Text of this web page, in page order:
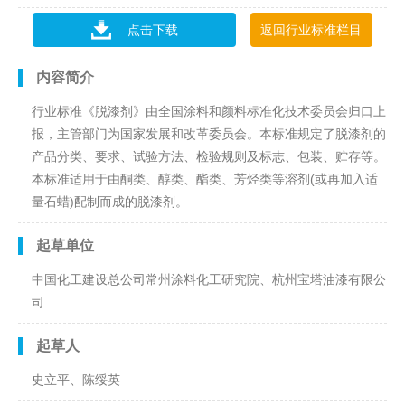
点击下载 返回行业标准栏目
内容简介
行业标准《脱漆剂》由全国涂料和颜料标准化技术委员会归口上
报，主管部门为国家发展和改革委员会。本标准规定了脱漆剂的
产品分类、要求、试验方法、检验规则及标志、包装、贮存等。
本标准适用于由酮类、醇类、酯类、芳烃类等溶剂(或再加入适
量石蜡)配制而成的脱漆剂。
起草单位
中国化工建设总公司常州涂料化工研究院、杭州宝塔油漆有限公
司
起草人
史立平、陈绥英